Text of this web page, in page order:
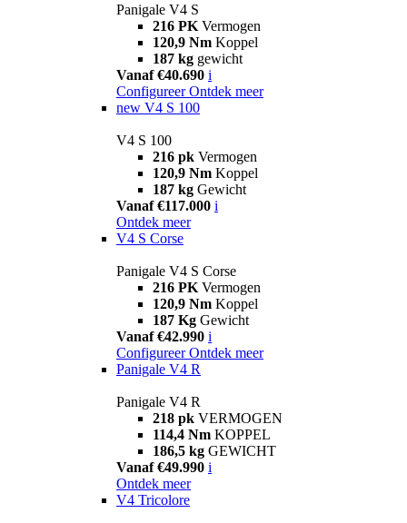
Panigale V4 S
216 PK Vermogen
120,9 Nm Koppel
187 kg gewicht
Vanaf €40.690 i
Configureer Ontdek meer
new V4 S 100
V4 S 100
216 pk Vermogen
120,9 Nm Koppel
187 kg Gewicht
Vanaf €117.000 i
Ontdek meer
V4 S Corse
Panigale V4 S Corse
216 PK Vermogen
120,9 Nm Koppel
187 Kg Gewicht
Vanaf €42.990 i
Configureer Ontdek meer
Panigale V4 R
Panigale V4 R
218 pk VERMOGEN
114,4 Nm KOPPEL
186,5 kg GEWICHT
Vanaf €49.990 i
Ontdek meer
V4 Tricolore